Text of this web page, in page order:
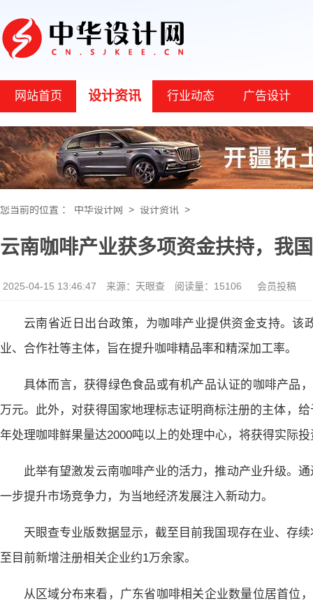
网站首页 设计资讯 行业动态 广告设计
您当前的位置 ： 中华设计网 > 设计资讯 >
云南咖啡产业获多项资金扶持，我
2025-04-15 13:46:47 来源：天眼查 阅读量：15106 会员投稿
云南省近日出台政策，为咖啡产业提供资金支持。
业、合作社等主体，旨在提升咖啡精品率和精深加工率。
具体而言，获得绿色食品或有机产品认证的咖啡产品
万元。此外，对获得国家地理标志证明商标注册的主体，
年处理咖啡鲜果量达2000吨以上的处理中心，将获得实际
此举有望激发云南咖啡产业的活力，推动产业升级。
一步提升市场竞争力，为当地经济发展注入新动力。
天眼查专业版数据显示，截至目前我国现存在业、存
至目前新增注册相关企业约1万余家。
从区域分布来看，广东省咖啡相关企业数量位居首位